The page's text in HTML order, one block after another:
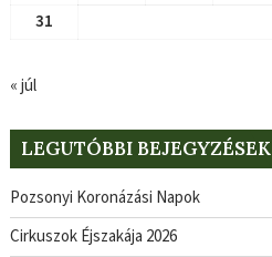
31
« júl
LEGUTÓBBI BEJEGYZÉSEK
Pozsonyi Koronázási Napok
Cirkuszok Éjszakája 2026